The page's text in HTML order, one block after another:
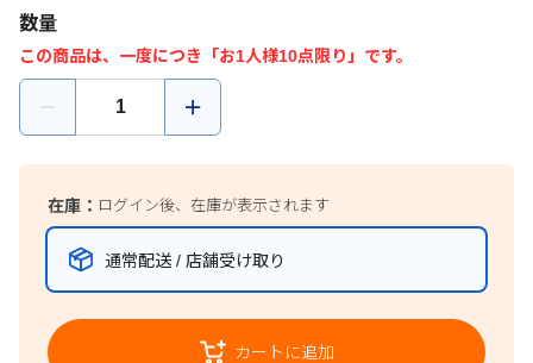
数量
この商品は、一度につき「お1人様10点限り」です。
在庫： ログイン後、在庫が表示されます
通常配送 / 店舗受け取り
カートに追加